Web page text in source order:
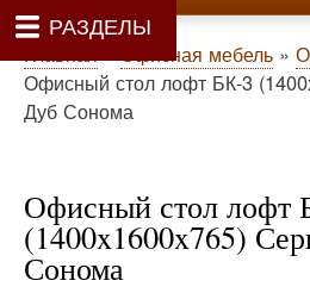
Как производится
О нас
Материалы и
Цены
Строка навигации
Главная Офисная мебель
Офисный стол лофт БК-3
Дуб Сонома
Офисный стол лофт
(1400x1600x765)
Сонома
РАЗДЕЛЫ